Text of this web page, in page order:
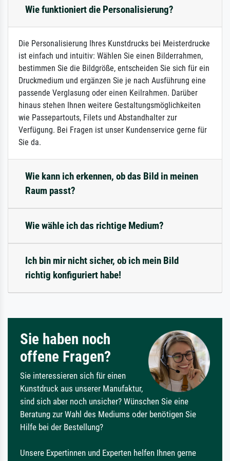
Wie funktioniert die Personalisierung?
Die Personalisierung Ihres Kunstdrucks bei Meisterdrucke
ist einfach und intuitiv: Wählen Sie einen Bilderrahmen,
bestimmen Sie die Bildgröße, entscheiden Sie sich für ein
Druckmedium und ergänzen Sie je nach Ausführung eine
passende Verglasung oder einen Keilrahmen. Darüber
hinaus stehen Ihnen weitere Gestaltungsmöglichkeiten
wie Passepartouts, Filets und Abstandhalter zur
Verfügung. Bei Fragen ist unser Kundenservice gerne für
Sie da.
Wie kann ich erkennen, ob das Bild in meinen
Raum passt?
Wie wähle ich das richtige Medium?
Ich bin mir nicht sicher, ob ich mein Bild
richtig konfiguriert habe!
Sie haben noch
offene Fragen?
Sie interessieren sich für einen
Kunstdruck aus unserer Manufaktur,
sind sich aber noch unsicher? Wünschen Sie eine
Beratung zur Wahl des Mediums oder benötigen Sie
Hilfe bei der Bestellung?
Unsere Expertinnen und Experten helfen Ihnen gerne